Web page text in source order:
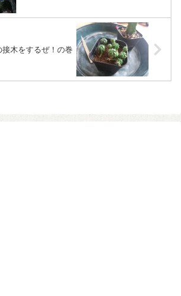
木をするぜ！の巻